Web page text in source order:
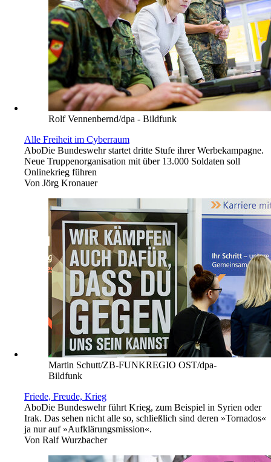
Rolf Vennenbernd/dpa - Bildfunk
Alle Freiheit im Cyberraum
AboDie Bundeswehr startet dritte Stufe ihrer Werbekampagne.
Neue Truppenorganisation mit über 13.000 Soldaten soll
Onlinekrieg führen
Von Jörg Kronauer
Martin Schutt/ZB-FUNKREGIO OST/dpa-
Bildfunk
Friede, Freude, Krieg
AboDie Bundeswehr führt Krieg, zum Beispiel in Syrien oder
Irak. Das sehen nicht alle so, schließlich sind deren »Tornados«
ja nur auf »Aufklärungsmission«.
Von Ralf Wurzbacher